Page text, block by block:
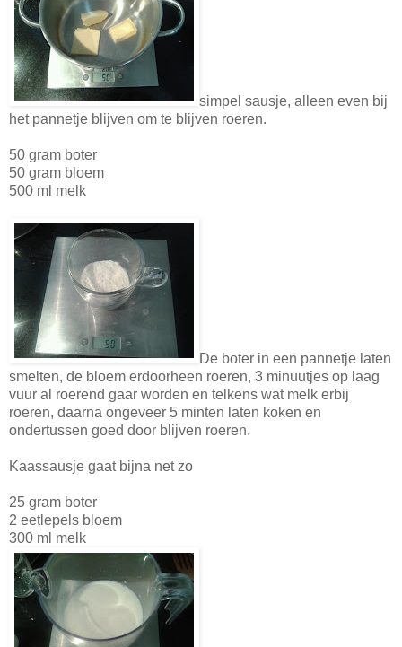
simpel sausje, alleen even bij
het pannetje blijven om te blijven roeren.
50 gram boter
50 gram bloem
500 ml melk
De boter in een pannetje laten
smelten, de bloem erdoorheen roeren, 3 minuutjes op laag
vuur al roerend gaar worden en telkens wat melk erbij
roeren, daarna ongeveer 5 minten laten koken en
ondertussen goed door blijven roeren.
Kaassausje gaat bijna net zo
25 gram boter
2 eetlepels bloem
300 ml melk